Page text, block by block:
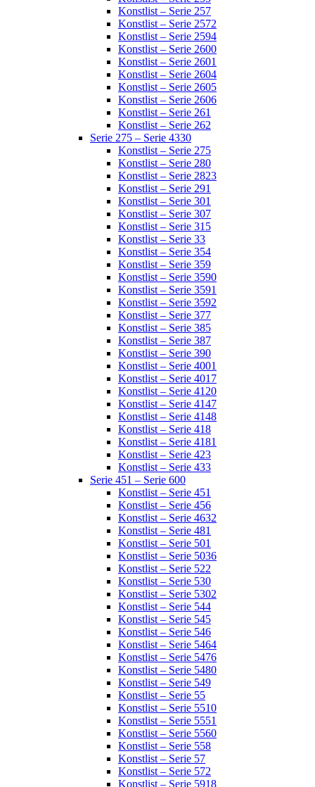
Konstlist – Serie 257
Konstlist – Serie 2572
Konstlist – Serie 2594
Konstlist – Serie 2600
Konstlist – Serie 2601
Konstlist – Serie 2604
Konstlist – Serie 2605
Konstlist – Serie 2606
Konstlist – Serie 261
Konstlist – Serie 262
Serie 275 – Serie 4330
Konstlist – Serie 275
Konstlist – Serie 280
Konstlist – Serie 2823
Konstlist – Serie 291
Konstlist – Serie 301
Konstlist – Serie 307
Konstlist – Serie 315
Konstlist – Serie 33
Konstlist – Serie 354
Konstlist – Serie 359
Konstlist – Serie 3590
Konstlist – Serie 3591
Konstlist – Serie 3592
Konstlist – Serie 377
Konstlist – Serie 385
Konstlist – Serie 387
Konstlist – Serie 390
Konstlist – Serie 4001
Konstlist – Serie 4017
Konstlist – Serie 4120
Konstlist – Serie 4147
Konstlist – Serie 4148
Konstlist – Serie 418
Konstlist – Serie 4181
Konstlist – Serie 423
Konstlist – Serie 433
Serie 451 – Serie 600
Konstlist – Serie 451
Konstlist – Serie 456
Konstlist – Serie 4632
Konstlist – Serie 481
Konstlist – Serie 501
Konstlist – Serie 5036
Konstlist – Serie 522
Konstlist – Serie 530
Konstlist – Serie 5302
Konstlist – Serie 544
Konstlist – Serie 545
Konstlist – Serie 546
Konstlist – Serie 5464
Konstlist – Serie 5476
Konstlist – Serie 5480
Konstlist – Serie 549
Konstlist – Serie 55
Konstlist – Serie 5510
Konstlist – Serie 5551
Konstlist – Serie 5560
Konstlist – Serie 558
Konstlist – Serie 57
Konstlist – Serie 572
Konstlist – Serie 5918